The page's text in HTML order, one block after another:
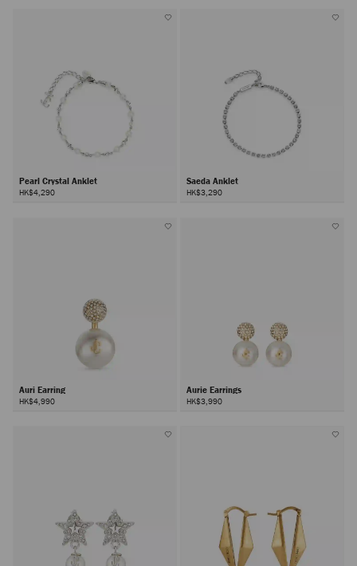
Pearl Crystal Anklet
HK$4,290
Saeda Anklet
HK$3,290
Auri Earring
HK$4,990
Aurie Earrings
HK$3,990